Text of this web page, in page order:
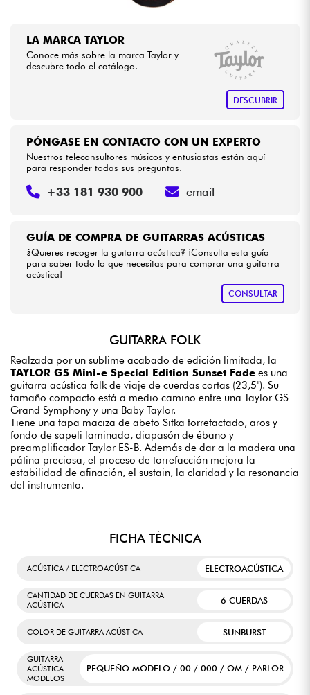
LA MARCA TAYLOR
Conoce más sobre la marca Taylor y
descubre todo el catálogo.
DESCUBRIR
GUÍA DE COMPRA DE GUITARRAS ACÚSTICAS
¿Quieres recoger la guitarra acústica? ¡Consulta esta guía
para saber todo lo que necesitas para comprar una guitarra
acústica!
CONSULTAR
PÓNGASE EN CONTACTO CON UN EXPERTO
Nuestros teleconsultores músicos y entusiastas están aquí
para responder todas sus preguntas.
+33 181 930 900 email
GUITARRA FOLK
Realzada por un sublime acabado de edición limitada, la
TAYLOR GS Mini-e Special Edition Sunset Fade es una
guitarra acústica folk de viaje de cuerdas cortas (23,5"). Su
tamaño compacto está a medio camino entre una Taylor GS
Grand Symphony y una Baby Taylor.
Tiene una tapa maciza de abeto Sitka torrefactado, aros y
fondo de sapeli laminado, diapasón de ébano y
preamplificador Taylor ES-B. Además de dar a la madera una
pátina preciosa, el proceso de torrefacción mejora la
estabilidad de afinación, el sustain, la claridad y la resonancia
del instrumento.
FICHA TÉCNICA
ACÚSTICA / ELECTROACÚSTICA ELECTROACÚSTICA
CANTIDAD DE CUERDAS EN GUITARRA
ACÚSTICA
6 CUERDAS
COLOR DE GUITARRA ACÚSTICA SUNBURST
GUITARRA
ACÚSTICA
MODELOS
PEQUEÑO MODELO / 00 / 000 / OM / PARLOR